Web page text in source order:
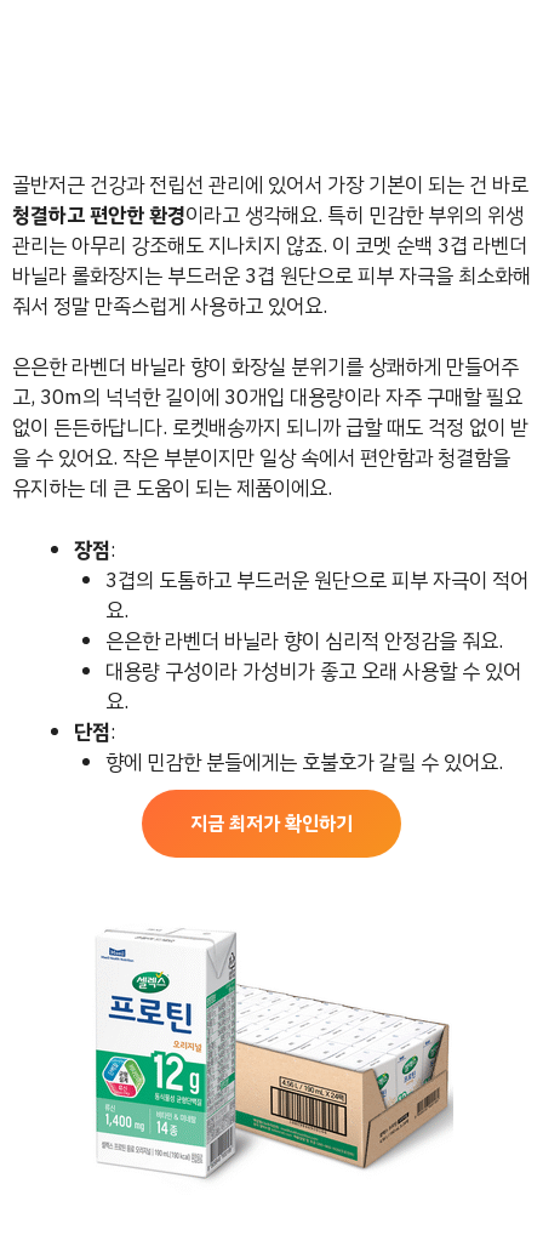
골반저근 건강과 전립선 관리에 있어서 가장 기본이 되는 건 바로
청결하고 편안한 환경이라고 생각해요. 특히 민감한 부위의 위생
관리는 아무리 강조해도 지나치지 않죠. 이 코멧 순백 3겹 라벤더
바닐라 롤화장지는 부드러운 3겹 원단으로 피부 자극을 최소화해
줘서 정말 만족스럽게 사용하고 있어요.
은은한 라벤더 바닐라 향이 화장실 분위기를 상쾌하게 만들어주
고, 30m의 넉넉한 길이에 30개입 대용량이라 자주 구매할 필요
없이 든든하답니다. 로켓배송까지 되니까 급할 때도 걱정 없이 받
을 수 있어요. 작은 부분이지만 일상 속에서 편안함과 청결함을
유지하는 데 큰 도움이 되는 제품이에요.
장점:
3겹의 도톰하고 부드러운 원단으로 피부 자극이 적어
요.
은은한 라벤더 바닐라 향이 심리적 안정감을 줘요.
대용량 구성이라 가성비가 좋고 오래 사용할 수 있어
요.
단점:
향에 민감한 분들에게는 호불호가 갈릴 수 있어요.
지금 최저가 확인하기